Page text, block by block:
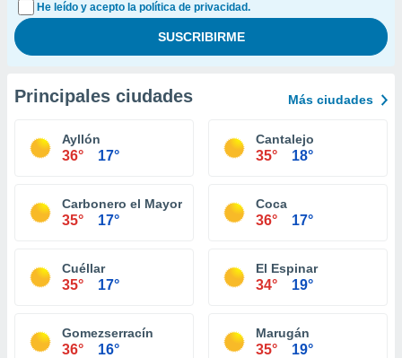
He leído y acepto la política de privacidad.
Principales ciudades Más ciudades
Ayllón
36° 17°
Cantalejo
35° 18°
Carbonero el Mayor
35° 17°
Coca
36° 17°
Cuéllar
35° 17°
El Espinar
34° 19°
Gomezserracín
36° 16°
Marugán
35° 19°